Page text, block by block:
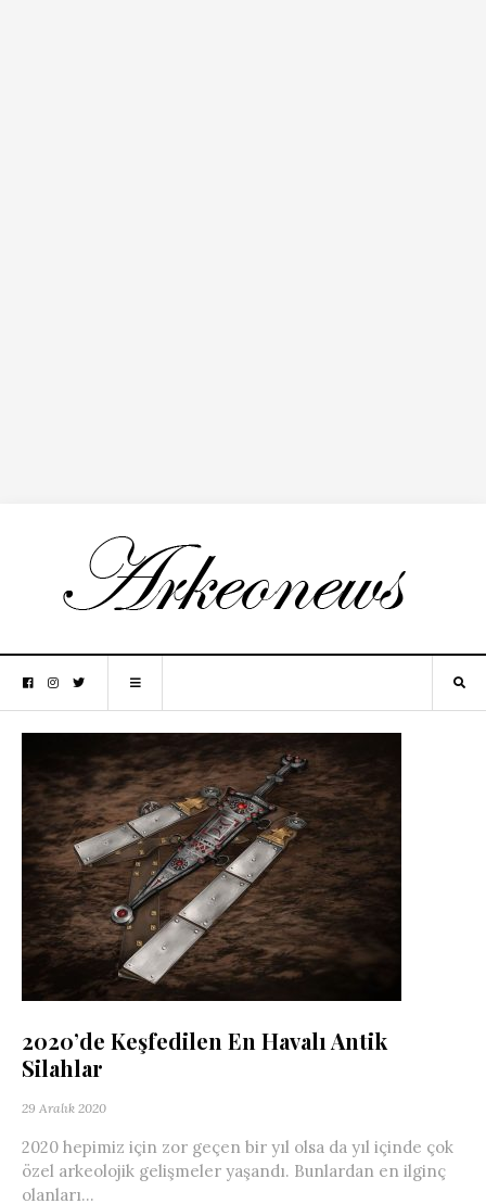
2020’de Keşfedilen En Havalı Antik
Silahlar
29 Aralık 2020
2020 hepimiz için zor geçen bir yıl olsa da yıl içinde çok
özel arkeolojik gelişmeler yaşandı. Bunlardan en ilginç
olanları...